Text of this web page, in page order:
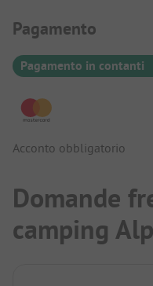
Informazioni sul
Pagamento
Pagamento in contanti
Acconto obbligatorio
Domande
camping